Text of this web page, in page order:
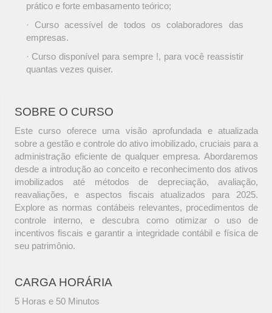
prático e forte embasamento teórico;
· Curso acessível de todos os colaboradores das
empresas.
· Curso disponível para sempre !, para você reassistir
quantas vezes quiser.
SOBRE O CURSO
Este curso oferece uma visão aprofundada e atualizada
sobre a gestão e controle do ativo imobilizado, cruciais para a
administração eficiente de qualquer empresa. Abordaremos
desde a introdução ao conceito e reconhecimento dos ativos
imobilizados até métodos de depreciação, avaliação,
reavaliações, e aspectos fiscais atualizados para 2025.
Explore as normas contábeis relevantes, procedimentos de
controle interno, e descubra como otimizar o uso de
incentivos fiscais e garantir a integridade contábil e física de
seu patrimônio.
CARGA HORÁRIA
5 Horas e 50 Minutos